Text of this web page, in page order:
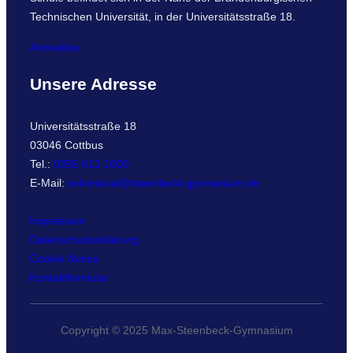
Technischen Universität, in der Universitätsstraße 18.
Anmelden
Unsere Adresse
Universitätsstraße 18
03046 Cottbus
Tel.: 0355 612 1600
E-Mail: sekretariat@steenbeck-gymnasium.de
Impressum
Datenschutzerklärung
Cookie Notice
Kontaktformular
Copyright © 2025 Max-Steenbeck-Gymnasium